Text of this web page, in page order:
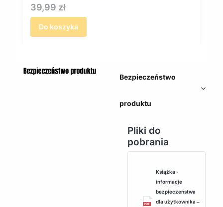
Cena
39,99 zł
Do koszyka
Bezpieczeństwo
produktu
Pliki do
pobrania
Książka -
informacje
bezpieczeństwa
dla użytkownika ‒